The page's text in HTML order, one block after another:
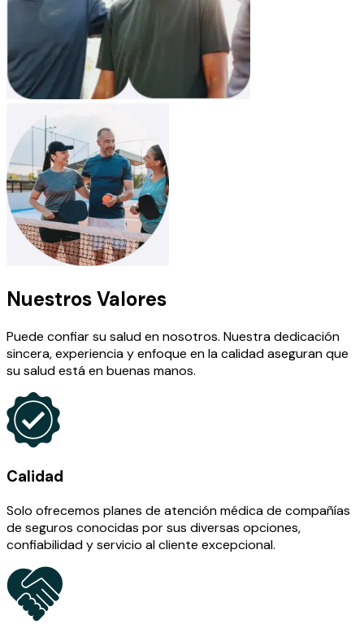
Nuestros Valores
Puede confiar su salud en nosotros. Nuestra dedicación
sincera, experiencia y enfoque en la calidad aseguran que
su salud está en buenas manos.
Calidad
Solo ofrecemos planes de atención médica de compañías
de seguros conocidas por sus diversas opciones,
confiabilidad y servicio al cliente excepcional.